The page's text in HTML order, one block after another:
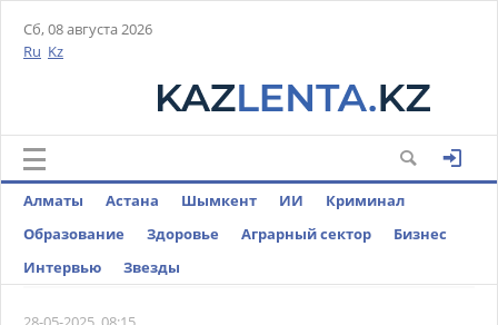
Сб, 08 августа 2026
Ru Kz
Алматы Астана Шымкент ИИ
Криминал
Образование
Здоровье Аграрный сектор
Бизнес
Интервью
Звезды